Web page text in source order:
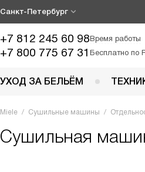
Санкт-Петербург
+7 812 245 60 98Время работы
+7 800 775 67 31 Бесплатно по
УХОД ЗА БЕЛЬЁМ
Miele Сушильные машины
Сушильная